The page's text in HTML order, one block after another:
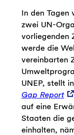
In den Tagen
zwei UN-
vorliegenden
werde die
vereinbarten
UNEP, stellt
Gap Report
auf eine
Staaten die
einhalten,